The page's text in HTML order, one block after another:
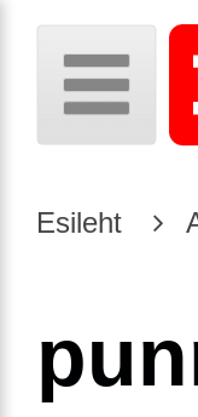
Esileht